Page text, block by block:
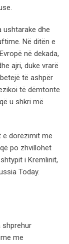
ushtarake dhe
Në ditën e
në dekada,
ajri, duke vrarë
të ashpër
të dëmtonte
u shkri më
e dorëzimit me
po zhvillohet
i Kremlinit,
Today.
shprehur
me